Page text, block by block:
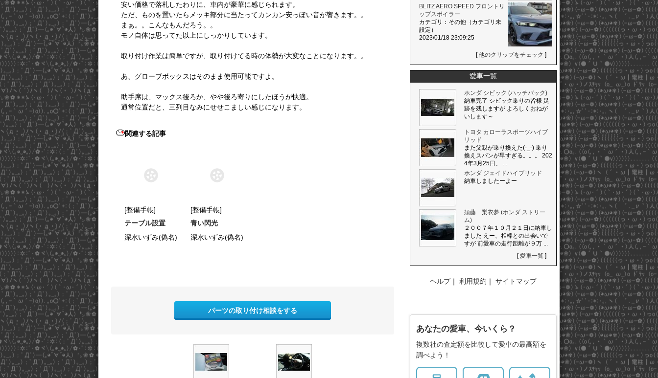
安い価格で落札したわりに、車内が豪華に感じられます。
ただ、ものを置いたらメッキ部分に当たってカンカン安っぽい音が響きます。。
まぁ。。こんなもんだろう。。
モノ自体は思ってた以上にしっかりしています。
取り付け作業は簡単ですが、取り付けてる時の体勢が大変なことになります。。
あ、グローブボックスはそのまま使用可能ですよ。
助手席は、マックス後ろか、やや後ろ寄りにしたほうが快適。
通常位置だと、三列目なみにせせこましい感じになります。
関連する記事
[整備手帳]
テーブル設置
深水いずみ(偽名)
[整備手帳]
青い閃光
深水いずみ(偽名)
パーツの取り付け相談をする
BLITZ AERO SPEED フロントリ
ップスポイラー
カテゴリ：その他（カテゴリ未
設定）
2023/01/18 23:09:25
[他のクリップをチェック ]
愛車一覧
ホンダ シビック (ハッチバック)
納車完了 シビック乗りの皆様 足
跡を残しますが よろしくおねが
いします～
トヨタ カローラスポーツハイブ
リッド
また父親が乗り換えた(-_-) 乗り
換えスパンが早すぎる。。。 202
4年3月25日、 ...
ホンダ ジェイドハイブリッド
納車しましたーよー
須藤 梨衣夢 (ホンダ ストリー
ム)
２００７年１０月２１日に納車し
ました えー、相棒との出会いで
すが 前愛車の走行距離が９万 ...
[愛車一覧 ]
ヘルプ｜ 利用規約 ｜ サイトマップ
あなたの愛車、今いくら？
複数社の査定額を比較して愛車の最高額を
調べよう！